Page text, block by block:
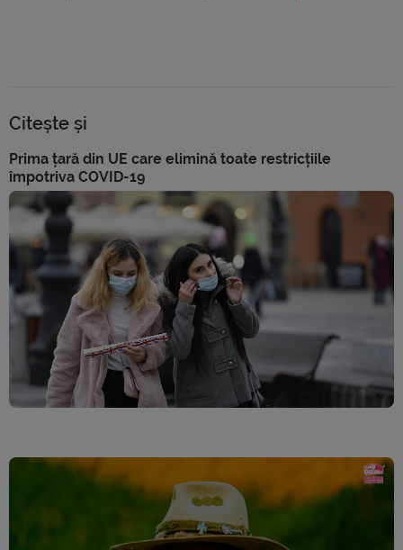
Citește și
Prima țară din UE care elimină toate restricțiile
împotriva COVID-19